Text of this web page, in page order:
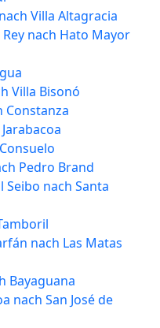
Villa Altagracia
nach Hato Mayor
Villa Bisonó
Constanza
Pedro Brand
Seibo nach Santa
nach Las Matas
Bayaguana
nach San José de